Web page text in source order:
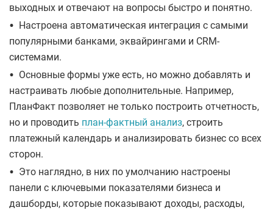
выходных и отвечают на вопросы быстро и понятно.
• Настроена автоматическая интеграция с самыми
популярными банками, эквайрингами и CRM-
системами.
• Основные формы уже есть, но можно добавлять и
настраивать любые дополнительные. Например,
ПланФакт позволяет не только построить отчетность,
но и проводить план-фактный анализ, строить
платежный календарь и анализировать бизнес со всех
сторон.
• Это наглядно, в них по умолчанию настроены
панели с ключевыми показателями бизнеса и
дашборды, которые показывают доходы, расходы,